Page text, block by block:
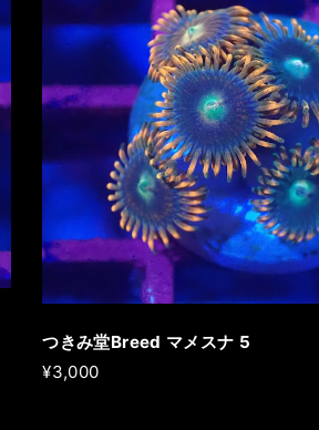
つきみ堂Breed マメスナ 5
¥3,000